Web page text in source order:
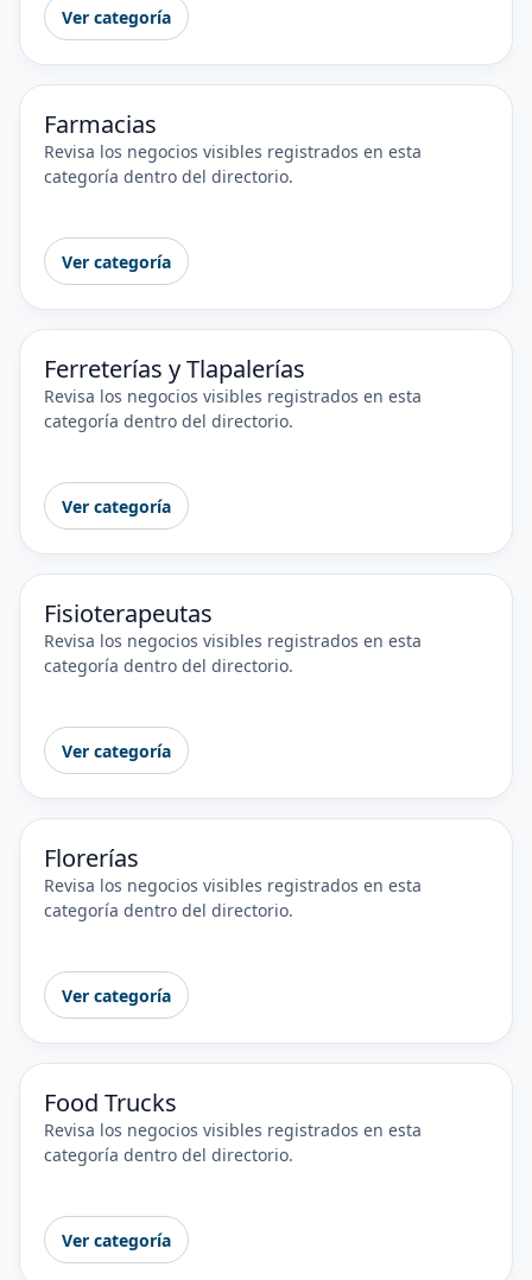
Ver categoría
Farmacias
Revisa los negocios visibles registrados en esta
categoría dentro del directorio.
Ver categoría
Ferreterías y Tlapalerías
Revisa los negocios visibles registrados en esta
categoría dentro del directorio.
Ver categoría
Fisioterapeutas
Revisa los negocios visibles registrados en esta
categoría dentro del directorio.
Ver categoría
Florerías
Revisa los negocios visibles registrados en esta
categoría dentro del directorio.
Ver categoría
Food Trucks
Revisa los negocios visibles registrados en esta
categoría dentro del directorio.
Ver categoría